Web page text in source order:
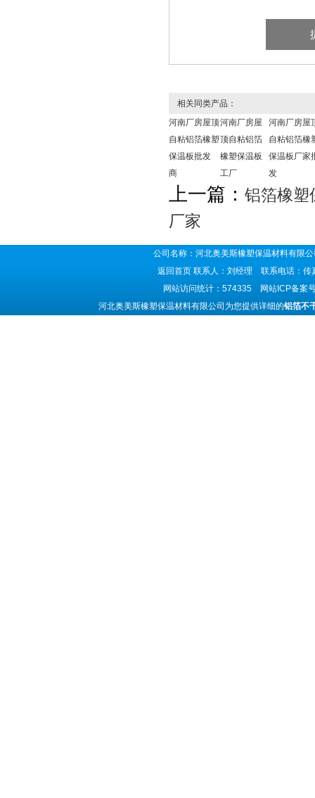
相关同类产品：
河南厂房屋顶
自粘铝箔橡塑
保温板批发
商
河南厂房屋
顶自粘铝箔
橡塑保温板
工厂
河南厂房屋
自粘铝箔橡
保温板厂家
发
上一篇： 铝箔橡塑
厂家
公司名称：河北奥美斯橡塑保温材料有
返回首页 联系人：刘经理 联系电话：
网站访问统计：574335 网站ICP备案
河北奥美斯橡塑保温材料有限公司为您提供详细的铝箔不